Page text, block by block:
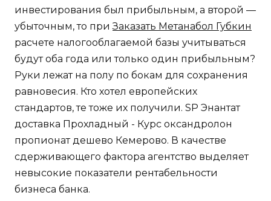
инвестирования был прибыльным, а второй —
убыточным, то приЗаказать Метанабол Губкин
расчете налогооблагаемой базы учитываться
будут оба года или только один прибыльным?
Руки лежат на полу по бокам для сохранения
равновесия. Кто хотел европейских
стандартов, те тоже их получили. SP Энантат
доставка Прохладный - Курс оксандролон
пропионат дешево Кемерово. В качестве
сдерживающего фактора агентство выделяет
невысокие показатели рентабельности
бизнеса банка.